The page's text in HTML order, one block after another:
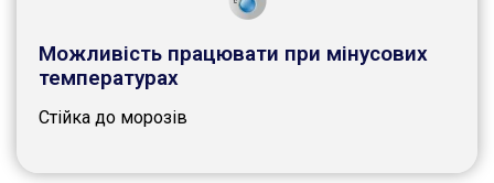
Можливість працювати при мінусових
температурах
Стійка до морозів